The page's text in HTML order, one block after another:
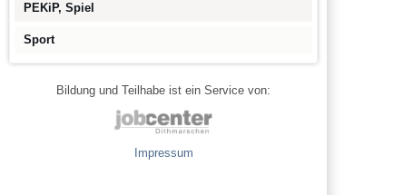
PEKiP, Spiel
Sport
Bildung und Teilhabe ist ein Service von:
Impressum